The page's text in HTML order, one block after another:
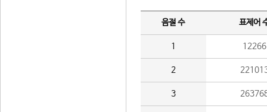
음절 수 표제어
1 12266
2
3